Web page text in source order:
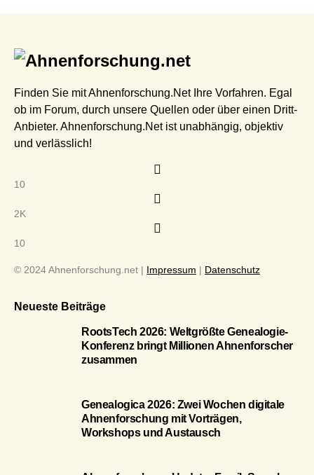
Finden Sie mit Ahnenforschung.Net Ihre Vorfahren. Egal
ob im Forum, durch unsere Quellen oder über einen Dritt-
Anbieter. Ahnenforschung.Net ist unabhängig, objektiv
und verlässlich!
10
2K
10
© 2024 Ahnenforschung.net | Impressum | Datenschutz
Neueste Beiträge
RootsTech 2026: Weltgrößte Genealogie-
Konferenz bringt Millionen Ahnenforscher
zusammen
Genealogica 2026: Zwei Wochen digitale
Ahnenforschung mit Vorträgen,
Workshops und Austausch